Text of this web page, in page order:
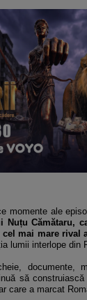
momente ale
Nuțu Cămătaru,
mai mare rival
lumii interlope din
documente,
să
care a marcat